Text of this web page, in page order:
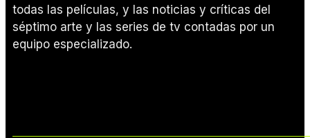
todas las películas, y las noticias y críticas del
séptimo arte y las series de tv contadas por un
equipo especializado.